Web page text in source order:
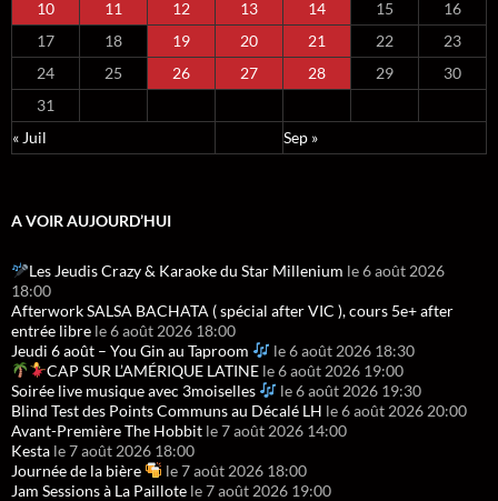
10
11 12 13 14 15
16
17
18 19 20 21 22
23
24
25 26 27 28 29
30
31
« Juil
Sep »
A VOIR AUJOURD’HUI
Les Jeudis Crazy & Karaoke du Star Millenium le 6 août 2026
18:00
Afterwork SALSA BACHATA ( spécial after VIC ), cours 5e+ after
entrée libre le 6 août 2026 18:00
Jeudi 6 août – You Gin au Taproom
le 6 août 2026 18:30
CAP SUR L’AMÉRIQUE LATINEle 6 août 2026 19:00
Soirée live musique avec 3moiselles
le 6 août 2026 19:30
Blind Test des Points Communs au Décalé LH le 6 août 2026 20:00
Avant-Première The Hobbit le 7 août 2026 14:00
Kesta le 7 août 2026 18:00
Journée de la bière
le 7 août 2026 18:00
Jam Sessions à La Paillote le 7 août 2026 19:00